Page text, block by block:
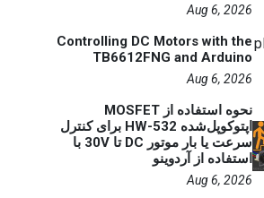
Aug 6, 2026
Controlling DC Motors with the
TB6612FNG and Arduino
Aug 6, 2026
نحوه استفاده از MOSFET
اپتوکوپل‌شده HW-532 برای کنترل
سرعت یا بار موتور DC تا 30V با
استفاده از آردوینو
Aug 6, 2026